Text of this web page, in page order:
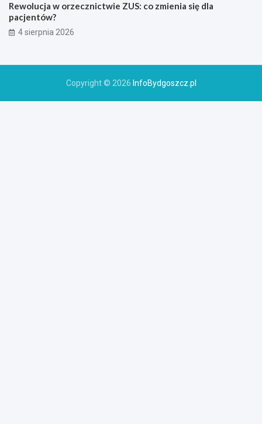
Rewolucja w orzecznictwie ZUS: co zmienia się dla
pacjentów?
4 sierpnia 2026
Copyright © 2026 InfoBydgoszcz.pl